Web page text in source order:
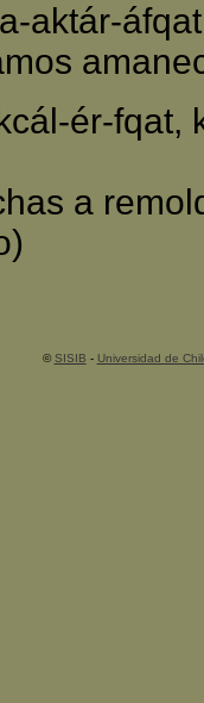
aktár-
ér-fqat,
a
©SISIB - Universidad de